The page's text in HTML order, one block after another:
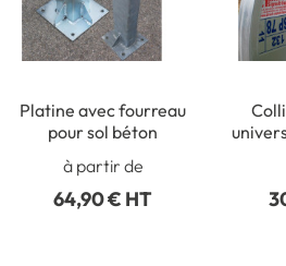
Platine avec fourreau
pour sol béton
à partir de
64,90 € HT